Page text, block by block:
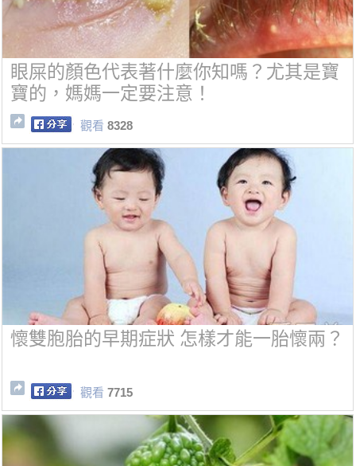
眼屎的顏色代表著什麼你知嗎？尤其是寶
寶的，媽媽一定要注意！
觀看 8328
懷雙胞胎的早期症狀 怎樣才能一胎懷兩？
觀看 7715